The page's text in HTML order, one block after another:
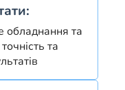
обладнання та
та